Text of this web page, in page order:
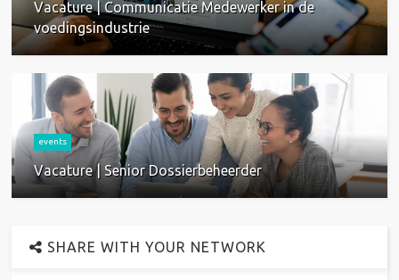
Vacature | Communicatie Medewerker in de
voedingsindustrie
events
Vacature | Senior Dossierbeheerder
SHARE WITH YOUR NETWORK